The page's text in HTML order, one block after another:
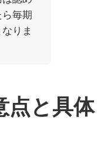
毎期
りま
点と具体